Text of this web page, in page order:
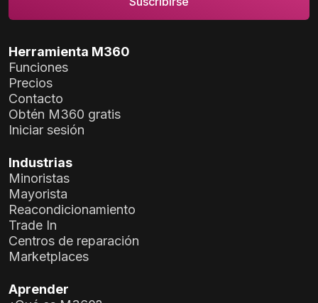
Herramienta M360
Funciones
Precios
Contacto
Obtén M360 gratis
Iniciar sesión
Industrias
Minoristas
Mayorista
Reacondicionamiento
Trade In
Centros de reparación
Marketplaces
Aprender